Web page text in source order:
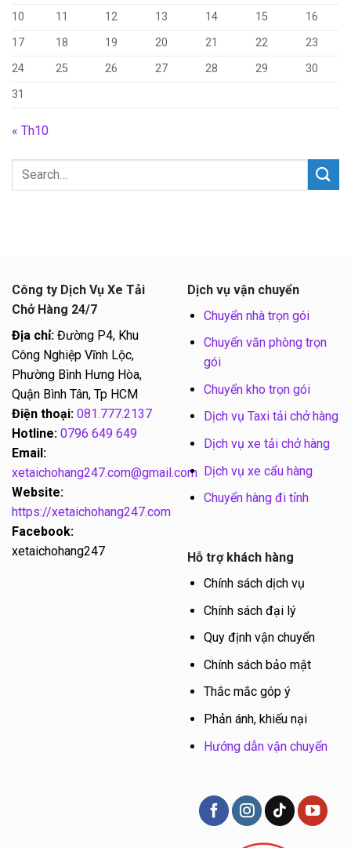
10
11 12 13 14 15
16
17
18 19 20 21 22
23
24
25 26 27 28 29
30
31
« Th10
Công ty Dịch Vụ Xe Tải
Chở Hàng 24/7
Địa chỉ: Đường P4, Khu
Công Nghiệp Vĩnh Lộc,
Phường Bình Hưng Hòa,
Quận Bình Tân, Tp HCM
Điện thoại: 081.777.2137
Hotline: 0796 649 649
Email:
xetaichohang247.com@gmail.com
Website:
https://xetaichohang247.com
Facebook:
xetaichohang247
Dịch vụ vận chuyển
Chuyển nhà trọn gói
Chuyển văn phòng trọn
gói
Chuyển kho trọn gói
Dịch vụ Taxi tải chở hàng
Dịch vụ xe tải chở hàng
Dịch vụ xe cẩu hàng
Chuyển hàng đi tỉnh
Hỗ trợ khách hàng
Chính sách dịch vụ
Chính sách đại lý
Quy định vận chuyển
Chính sách bảo mật
Thắc mắc góp ý
Phản ánh, khiếu nại
Hướng dẫn vận chuyển